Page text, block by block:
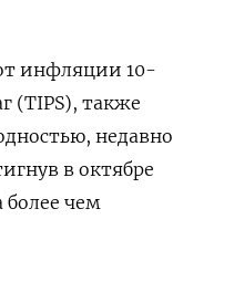
инфляции 10-
(TIPS), также
недавно
в октябре
более чем